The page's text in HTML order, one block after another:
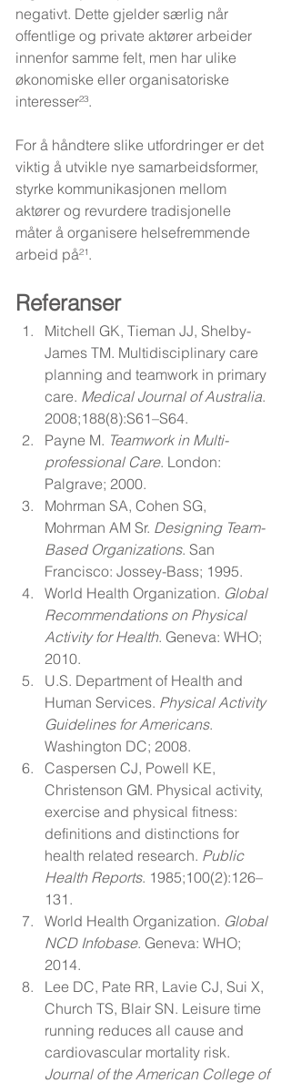
negativt. Dette gjelder særlig når
offentlige og private aktører arbeider
innenfor samme felt, men har ulike
økonomiske eller organisatoriske
interesser²³.
For å håndtere slike utfordringer er det
viktig å utvikle nye samarbeidsformer,
styrke kommunikasjonen mellom
aktører og revurdere tradisjonelle
måter å organisere helsefremmende
arbeid på²¹.
Referanser
Mitchell GK, Tieman JJ, Shelby-
James TM. Multidisciplinary care
planning and teamwork in primary
care. Medical Journal of Australia.
2008;188(8):S61–S64.
Payne M. Teamwork in Multi-
professional Care. London:
Palgrave; 2000.
Mohrman SA, Cohen SG,
Mohrman AM Sr. Designing Team-
Based Organizations. San
Francisco: Jossey-Bass; 1995.
World Health Organization. Global
Recommendations on Physical
Activity for Health. Geneva: WHO;
2010.
U.S. Department of Health and
Human Services. Physical Activity
Guidelines for Americans.
Washington DC; 2008.
Caspersen CJ, Powell KE,
Christenson GM. Physical activity,
exercise and physical fitness:
definitions and distinctions for
health related research. Public
Health Reports. 1985;100(2):126–
131.
World Health Organization. Global
NCD Infobase. Geneva: WHO;
2014.
Lee DC, Pate RR, Lavie CJ, Sui X,
Church TS, Blair SN. Leisure time
running reduces all cause and
cardiovascular mortality risk.
Journal of the American College of